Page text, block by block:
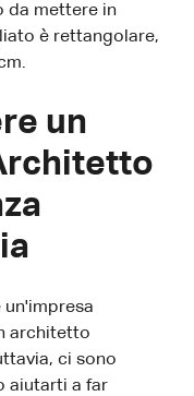
da mettere in
è rettangolare,
un
un'impresa
architetto
ci sono
aiutarti a far